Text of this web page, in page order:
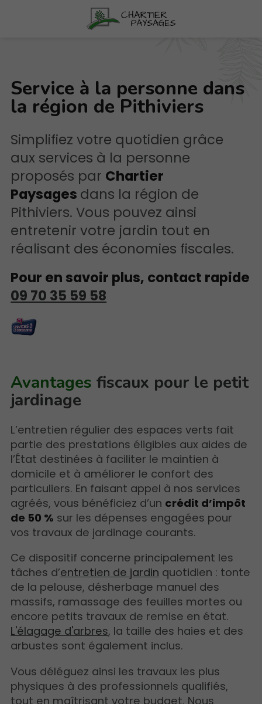
Service à la personne dans
la région de Pithiviers
Simplifiez votre quotidien grâce
aux services à la personne
proposés par Chartier
Paysages dans la région de
Pithiviers. Vous pouvez ainsi
entretenir votre jardin tout en
réalisant des économies fiscales.
Pour en savoir plus, contact rapide
09 70 35 59 58
Avantages fiscaux pour le petit
jardinage
L’entretien régulier des espaces verts fait
partie des prestations éligibles aux aides de
l’État destinées à faciliter le maintien à
domicile et à améliorer le confort des
particuliers. En faisant appel à nos services
agréés, vous bénéficiez d’un crédit d’impôt
de 50 % sur les dépenses engagées pour
vos travaux de jardinage courants.
Ce dispositif concerne principalement les
tâches d’entretien de jardin quotidien : tonte
de la pelouse, désherbage manuel des
massifs, ramassage des feuilles mortes ou
encore petits travaux de remise en état.
L'élagage d'arbres, la taille des haies et des
arbustes sont également inclus.
Vous déléguez ainsi les travaux les plus
physiques à des professionnels qualifiés,
tout en maîtrisant votre budget. Nous